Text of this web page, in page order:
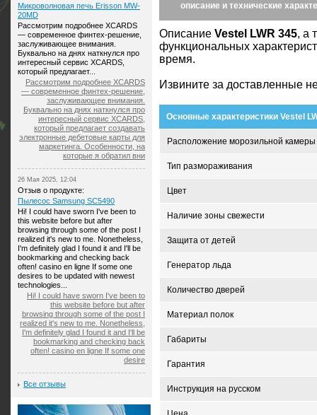
описание и технические
Описание Vestel LWR 345, а
функциональных
время.
Извините за доставленные
Основные характеристики Vestel
Расположение морозильной камеры
Тип размораживания
Цвет
Наличие зоны свежести
Защита от детей
Генератор льда
Количество дверей
Материал полок
Габариты
Гарантия
Инструкция на русском
Микроволновая печь Erisson MW-
20MD
Рассмотрим подробнее XCARDS
— современное финтех-решение,
заслуживающее внимания.
Буквально на днях наткнулся про
интересный сервис XCARDS,
который предлагает...
Рассмотрим подробнее XCARDS
— современное финтех-решение,
заслуживающее внимания.
Буквально на днях наткнулся про
интересный сервис XCARDS,
который предлагает создавать
электронные дебетовые карты для
маркетинга. Особенности, на
которые я обратил вни
26 Мая 2025, 12:04
Отзыв о продукте:
Пылесос Samsung SC5490
Hi! I could have sworn I've been to
this website before but after
browsing through some of the post I
realized it's new to me. Nonetheless,
I'm definitely glad I found it and I'll be
bookmarking and checking back
often! casino en ligne If some one
desires to be updated with newest
technologies...
Hi! I could have sworn I've been to
this website before but after
browsing through some of the post I
realized it's new to me. Nonetheless,
I'm definitely glad I found it and I'll be
bookmarking and checking back
often! casino en ligne If some one
desire
Все отзывы